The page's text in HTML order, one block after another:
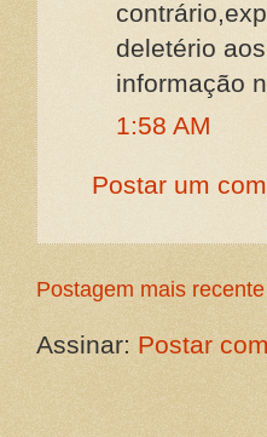
deletério
informação
1:58 AM
Postar um
Postagem mais recente
Assinar: Postar